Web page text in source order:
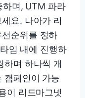
하며, UTM 파라
요. 나아가 리
순위를 정하
임 내에 진행하
하며 하나씩 개
캠페인이 가능
이 리드마그넷